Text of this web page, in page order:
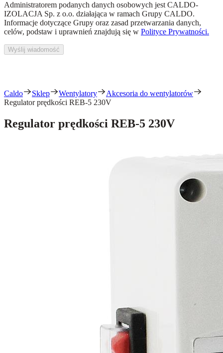
Administratorem podanych danych osobowych jest CALDO-
IZOLACJA Sp. z o.o. działająca w ramach Grupy CALDO.
Informacje dotyczące Grupy oraz zasad przetwarzania danych,
celów, podstaw i uprawnień znajdują się w Polityce Prywatności.
Wyślij wiadomość
Caldo Sklep Wentylatory
Akcesoria do wentylatorów
Regulator prędkości REB-5 230V
Regulator prędkości REB-5 230V